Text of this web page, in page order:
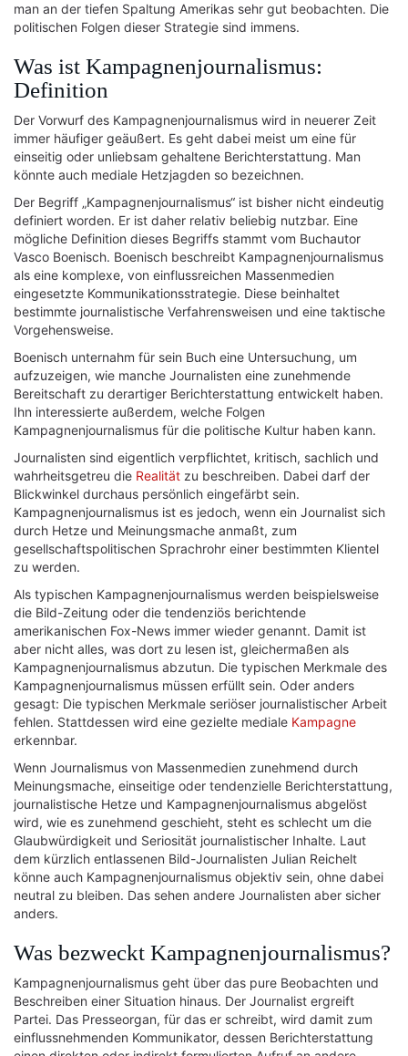
man an der tiefen Spaltung Amerikas sehr gut beobachten. Die
politischen Folgen dieser Strategie sind immens.
Was ist Kampagnenjournalismus:
Definition
Der Vorwurf des Kampagnenjournalismus wird in neuerer Zeit
immer häufiger geäußert. Es geht dabei meist um eine für
einseitig oder unliebsam gehaltene Berichterstattung. Man
könnte auch mediale Hetzjagden so bezeichnen.
Der Begriff „Kampagnenjournalismus“ ist bisher nicht eindeutig
definiert worden. Er ist daher relativ beliebig nutzbar. Eine
mögliche Definition dieses Begriffs stammt vom Buchautor
Vasco Boenisch. Boenisch beschreibt Kampagnenjournalismus
als eine komplexe, von einflussreichen Massenmedien
eingesetzte Kommunikationsstrategie. Diese beinhaltet
bestimmte journalistische Verfahrensweisen und eine taktische
Vorgehensweise.
Boenisch unternahm für sein Buch eine Untersuchung, um
aufzuzeigen, wie manche Journalisten eine zunehmende
Bereitschaft zu derartiger Berichterstattung entwickelt haben.
Ihn interessierte außerdem, welche Folgen
Kampagnenjournalismus für die politische Kultur haben kann.
Journalisten sind eigentlich verpflichtet, kritisch, sachlich und
wahrheitsgetreu die Realität zu beschreiben. Dabei darf der
Blickwinkel durchaus persönlich eingefärbt sein.
Kampagnenjournalismus ist es jedoch, wenn ein Journalist sich
durch Hetze und Meinungsmache anmaßt, zum
gesellschaftspolitischen Sprachrohr einer bestimmten Klientel
zu werden.
Als typischen Kampagnenjournalismus werden beispielsweise
die Bild-Zeitung oder die tendenziös berichtende
amerikanischen Fox-News immer wieder genannt. Damit ist
aber nicht alles, was dort zu lesen ist, gleichermaßen als
Kampagnenjournalismus abzutun. Die typischen Merkmale des
Kampagnenjournalismus müssen erfüllt sein. Oder anders
gesagt: Die typischen Merkmale seriöser journalistischer Arbeit
fehlen. Stattdessen wird eine gezielte mediale Kampagne
erkennbar.
Wenn Journalismus von Massenmedien zunehmend durch
Meinungsmache, einseitige oder tendenzielle Berichterstattung,
journalistische Hetze und Kampagnenjournalismus abgelöst
wird, wie es zunehmend geschieht, steht es schlecht um die
Glaubwürdigkeit und Seriosität journalistischer Inhalte. Laut
dem kürzlich entlassenen Bild-Journalisten Julian Reichelt
könne auch Kampagnenjournalismus objektiv sein, ohne dabei
neutral zu bleiben. Das sehen andere Journalisten aber sicher
anders.
Was bezweckt Kampagnenjournalismus?
Kampagnenjournalismus geht über das pure Beobachten und
Beschreiben einer Situation hinaus. Der Journalist ergreift
Partei. Das Presseorgan, für das er schreibt, wird damit zum
einflussnehmenden Kommunikator, dessen Berichterstattung